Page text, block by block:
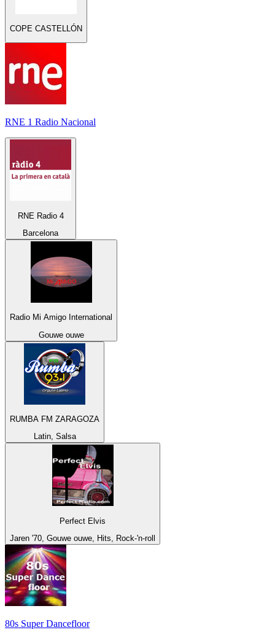
COPE CASTELLÓN
RNE 1 Radio Nacional
RNE Radio 4
Barcelona
Radio Mi Amigo International
Gouwe ouwe
RUMBA FM ZARAGOZA
Latin, Salsa
Perfect Elvis
Jaren '70, Gouwe ouwe, Hits, Rock-'n-roll
80s Super Dancefloor